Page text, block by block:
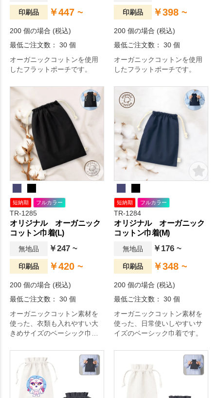
印刷品 ￥447 ~
200 個の場合 (税込)
最低ご注文数： 30 個
オーガニックコットンを使用
したフラットポーチです。
印刷品 ￥398 ~
200 個の場合 (税込)
最低ご注文数： 30 個
オーガニックコットンを使用
したフラットポーチです。
短納期 フルカラー
TR-1285
オリジナル オーガニック
コットン巾着(L)
無地品 ￥247 ~
印刷品 ￥420 ~
200 個の場合 (税込)
最低ご注文数： 30 個
オーガニックコットン素材を
使った、衣類も入れやすい大
きめサイズのベーシック巾着
短納期 フルカラー
TR-1284
オリジナル オーガニック
コットン巾着(M)
無地品 ￥176 ~
印刷品 ￥348 ~
200 個の場合 (税込)
最低ご注文数： 30 個
オーガニックコットン素材を
使った、日常使いしやすいサ
イズのベーシック巾着です。